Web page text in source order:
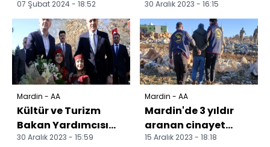
Toplantısı
düzenlendi
07 Şubat 2024 - 18:52
ayağına kadar
getirmek için
savaşıyoruz'
30 Aralık 2023 - 16:15
Mardin - AA
Kültür ve Turizm
Bakan Yardımcısı
Yazgı, Mardin'de 100.
30 Aralık 2023 - 15:59
Mardin - AA
Mardin'de 3 yıldır
aranan cinayet
zanlısı tutuklandı
15 Aralık 2023 - 18:18